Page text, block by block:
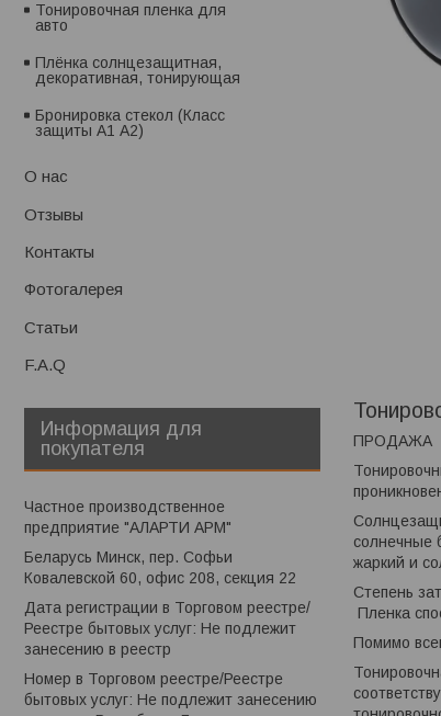
ПРОДАЖА
солнечные
жаркий и
Степень
Пленка
Помимо
Тонировочная пленка для
авто
Плёнка солнцезащитная,
декоративная, тонирующая
Бронировка стекол (Класс
защиты А1 А2)
О нас
Отзывы
Контакты
Фотогалерея
Статьи
F.A.Q
Информация для
покупателя
Частное производственное
предприятие "АЛАРТИ АРМ"
Беларусь Минск, пер. Софьи
Ковалевской 60, офис 208, секция 22
Дата регистрации в Торговом реестре/
Реестре бытовых услуг: Не подлежит
занесению в реестр
Номер в Торговом реестре/Реестре
бытовых услуг: Не подлежит занесению